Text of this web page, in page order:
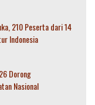
210 Peserta dari 14
Indonesia
Dorong
Nasional